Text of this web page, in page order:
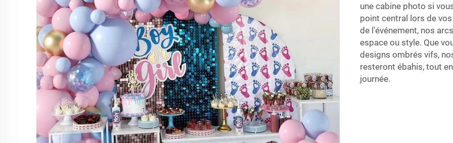
une cabine photo si
point central lors de
de l'événement, nos
espace ou style. Que
designs ombrés vifs,
resteront ébahis, tout
journée.